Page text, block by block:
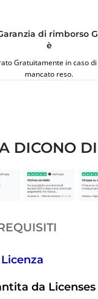
di rimborso
è
Gratuitamente in caso
mancato reso.
DICONO
da